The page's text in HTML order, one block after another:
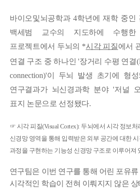
바이오및뇌공학과4학년에 재학 중인
백세범 교수의 지도하에 수행
프로젝트에서 두뇌의 *시각 피질에서
연결 구조 중 하나인 '장거리 수평 연결
connection)'이
두뇌 발생 초기에 형
연구결과가 뇌신경과학 분야 '저널
표지 논문으로 선정됐다.
☞ 시각 피질(Visual Cortex): 두뇌에서 시각 정보처
신경망 영역을 통해 입력받은 외부 공간에 대한
과정을 구현하는 기능성 신경망 구조로 이루어져
연구팀은 이번 연구를 통해 어린 포유
시각적인 학습이 전혀 이뤄지지 않은 상